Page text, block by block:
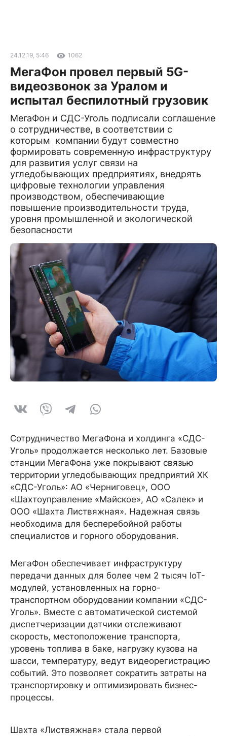
24.12.19, 5:46 1062
МегаФон провел первый 5G-
видеозвонок за Уралом и
испытал беспилотный грузовик
МегаФон и СДС-Уголь подписали соглашение
о сотрудничестве, в соответствии с
которым компании будут совместно
формировать современную инфраструктуру
для развития услуг связи на
угледобывающих предприятиях, внедрять
цифровые технологии управления
производством, обеспечивающие
повышение производительности труда,
уровня промышленной и экологической
безопасности
Сотрудничество МегаФона и холдинга «СДС-
Уголь» продолжается несколько лет. Базовые
станции МегаФона уже покрывают связью
территории угледобывающих предприятий ХК
«СДС-Уголь»: АО «Черниговец», ООО
«Шахтоуправление «Майское», АО «Салек» и
ООО «Шахта Листвяжная». Надежная связь
необходима для бесперебойной работы
специалистов и горного оборудования.
МегаФон обеспечивает инфраструктуру
передачи данных для более чем 2 тысяч IoT-
модулей, установленных на горно-
транспортном оборудовании компании «СДС-
Уголь». Вместе с автоматической системой
диспетчеризации датчики отслеживают
скорость, местоположение транспорта,
уровень топлива в баке, нагрузку кузова на
шасси, температуру, ведут видеорегистрацию
событий. Это позволяет сократить затраты на
транспортировку и оптимизировать бизнес-
процессы.
Шахта «Листвяжная» стала первой